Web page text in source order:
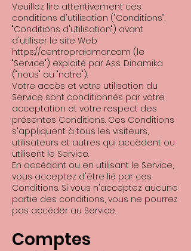
Veuillez lire attentivement ces
conditions d'utilisation ("Conditions",
"Conditions d'utilisation") avant
d'utiliser le site Web
https://centropraiamar.com (le
"Service") exploité par Ass. Dinamika
("nous" ou "notre").
Votre accès et votre utilisation du
Service sont conditionnés par votre
acceptation et votre respect des
présentes Conditions. Ces Conditions
s'appliquent à tous les visiteurs,
utilisateurs et autres qui accèdent ou
utilisent le Service.
En accédant ou en utilisant le Service,
vous acceptez d'être lié par ces
Conditions. Si vous n'acceptez aucune
partie des conditions, vous ne pourrez
pas accéder au Service.
Comptes